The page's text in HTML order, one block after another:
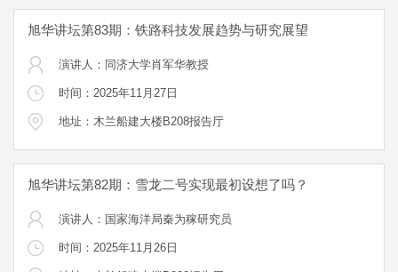
旭华讲坛第83期：铁路科技发展趋势与研究展望
演讲人：同济大学肖军华教授
时间：2025年11月27日
地址：木兰船建大楼B208报告厅
旭华讲坛第82期：雪龙二号实现最初设想了吗？
演讲人：国家海洋局秦为稼研究员
时间：2025年11月26日